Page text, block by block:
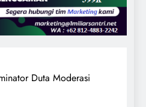
Duta Moderasi